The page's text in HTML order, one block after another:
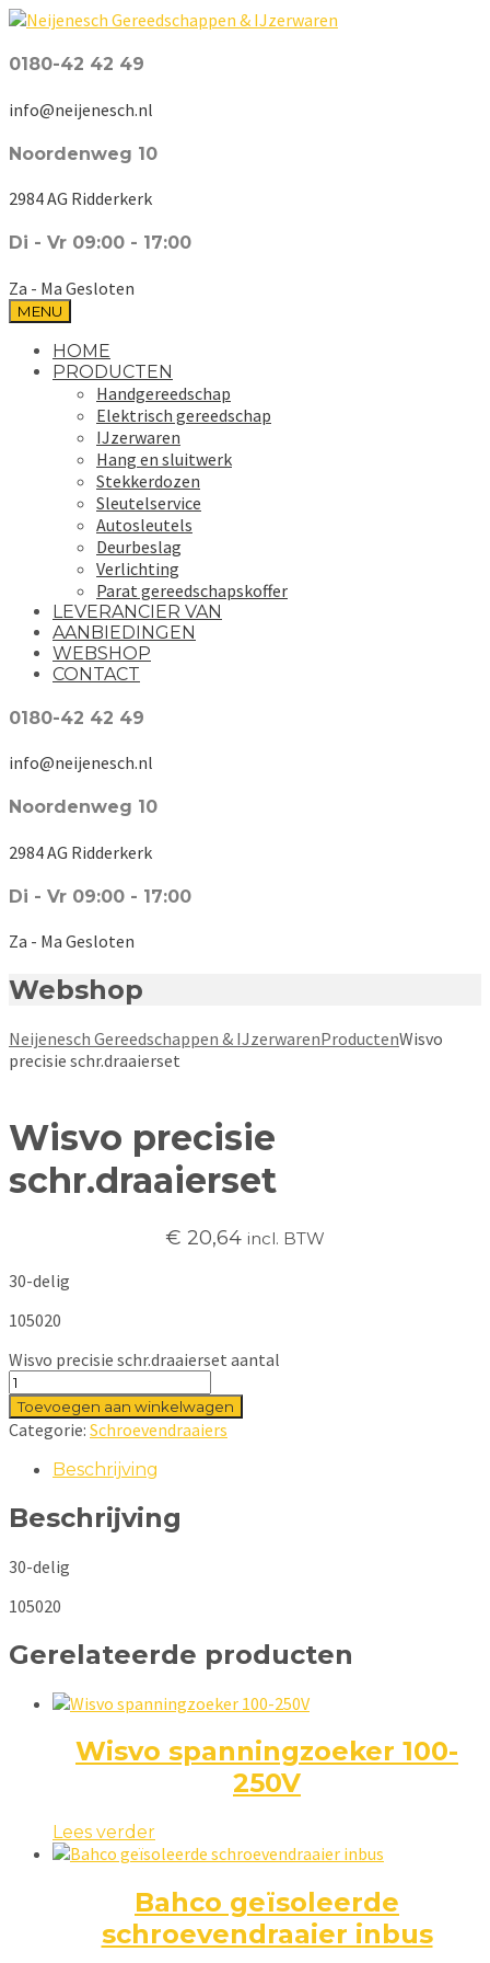
0180-42 42 49
info@neijenesch.nl
Noordenweg 10
2984 AG Ridderkerk
Di - Vr 09:00 - 17:00
Za - Ma Gesloten
MENU
HOME
PRODUCTEN
Handgereedschap
Elektrisch gereedschap
IJzerwaren
Hang en sluitwerk
Stekkerdozen
Sleutelservice
Autosleutels
Deurbeslag
Verlichting
Parat gereedschapskoffer
LEVERANCIER VAN
AANBIEDINGEN
WEBSHOP
CONTACT
0180-42 42 49
info@neijenesch.nl
Noordenweg 10
2984 AG Ridderkerk
Di - Vr 09:00 - 17:00
Za - Ma Gesloten
Webshop
Neijenesch Gereedschappen & IJzerwarenProductenWisvo
precisie schr.draaierset
Wisvo precisie
schr.draaierset
€ 20,64 incl. BTW
30-delig
105020
Wisvo precisie schr.draaierset aantal
Toevoegen aan winkelwagen
Categorie: Schroevendraaiers
Beschrijving
Beschrijving
30-delig
105020
Gerelateerde producten
Wisvo spanningzoeker 100-
250V
Lees verder
Bahco geïsoleerde
schroevendraaier inbus